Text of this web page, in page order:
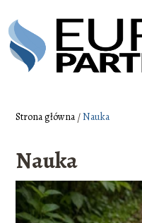
Strona główna/Nauka
Nauka